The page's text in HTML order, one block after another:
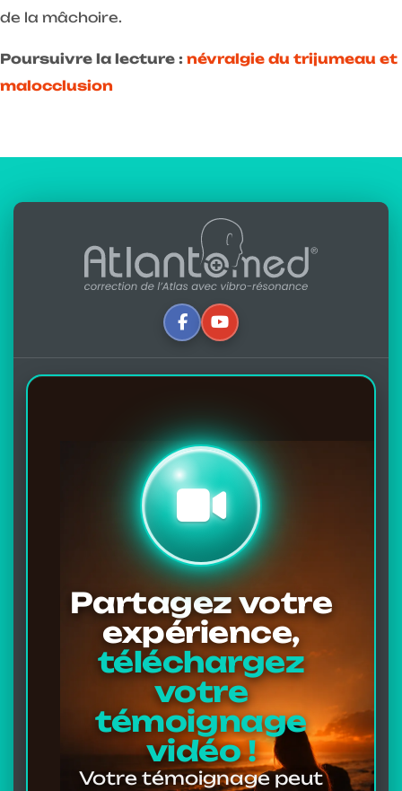
de la mâchoire.
Poursuivre la lecture : névralgie du trijumeau et
malocclusion
Partagez votre
expérience,
téléchargez
votre
témoignage
vidéo !
Votre témoignage peut